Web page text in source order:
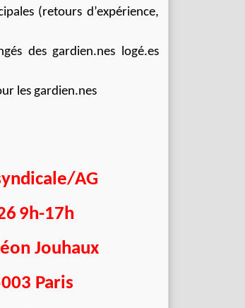
(retours d’expérience,
des gardien.nes logé.es
les gardien.nes
AG
9h-17h
Jouhaux
Paris